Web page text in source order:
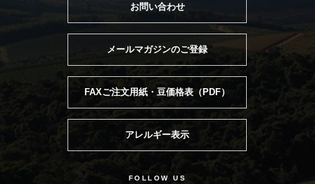
お問い合わせ
メールマガジンのご登録
FAXご注文用紙・豆価格表（PDF）
アレルギー表示
FOLLOW US